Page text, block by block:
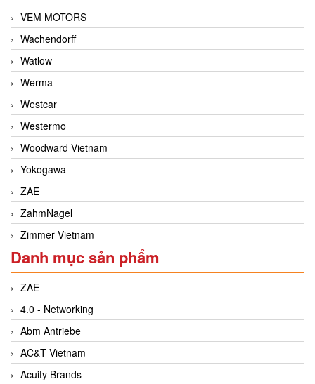
VEM MOTORS
Wachendorff
Watlow
Werma
Westcar
Westermo
Woodward Vietnam
Yokogawa
ZAE
ZahmNagel
Zimmer Vietnam
Danh mục sản phẩm
ZAE
4.0 - Networking
Abm Antriebe
AC&T Vietnam
Acuity Brands